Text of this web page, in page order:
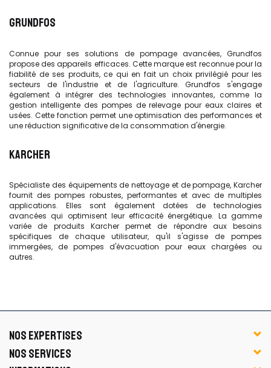
GRUNDFOS
Connue pour ses solutions de pompage avancées, Grundfos
propose des appareils efficaces. Cette marque est reconnue pour la
fiabilité de ses produits, ce qui en fait un choix privilégié pour les
secteurs de l'industrie et de l'agriculture. Grundfos s'engage
également à intégrer des technologies innovantes, comme la
gestion intelligente des pompes de relevage pour eaux claires et
usées. Cette fonction permet une optimisation des performances et
une réduction significative de la consommation d'énergie.
KARCHER
Spécialiste des équipements de nettoyage et de pompage, Karcher
fournit des pompes robustes, performantes et avec de multiples
applications. Elles sont également dotées de technologies
avancées qui optimisent leur efficacité énergétique. La gamme
variée de produits Karcher permet de répondre aux besoins
spécifiques de chaque utilisateur, qu'il s'agisse de pompes
immergées, de pompes d'évacuation pour eaux chargées ou
autres.
NOS EXPERTISES
NOS SERVICES